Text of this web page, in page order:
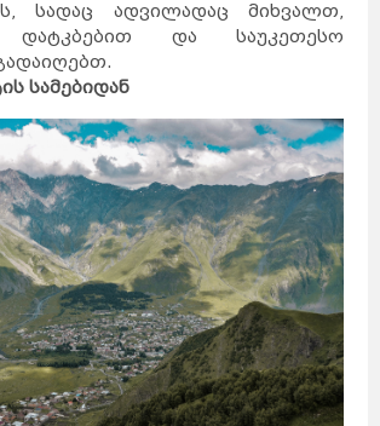
სადაც ადვილადაც მიხვალთ,
დატკბებით და საუკეთესო
სამებიდან